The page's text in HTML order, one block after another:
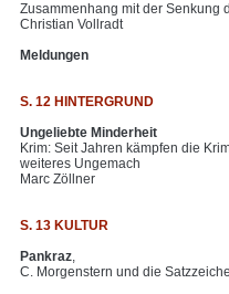
Zusammenhang mit der Senkung
Christian Vollradt
Meldungen
S. 12 HINTERGRUND
Ungeliebte Minderheit
Krim: Seit Jahren kämpfen die
weiteres Ungemach
Marc Zöllner
S. 13 KULTUR
Pankraz,
C. Morgenstern und die